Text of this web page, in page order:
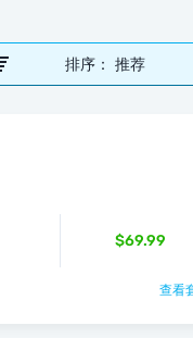
排序： 推荐
$69.99
查看